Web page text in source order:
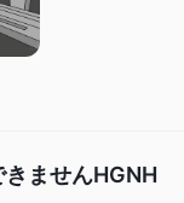
きませんHGNH